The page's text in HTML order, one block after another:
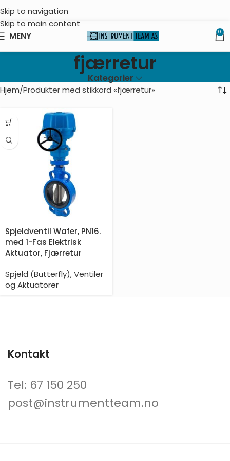
Skip to navigation
Skip to main content
MENY 0
fjærretur
Kategorier
Hjem Produkter med stikkord «fjærretur»
Spjeldventil Wafer, PN16.
med 1-Fas Elektrisk
Aktuator, Fjærretur
Spjeld (Butterfly),Ventiler
og Aktuatorer
Kontakt
Tel: 67 150 250
post@instrumentteam.no